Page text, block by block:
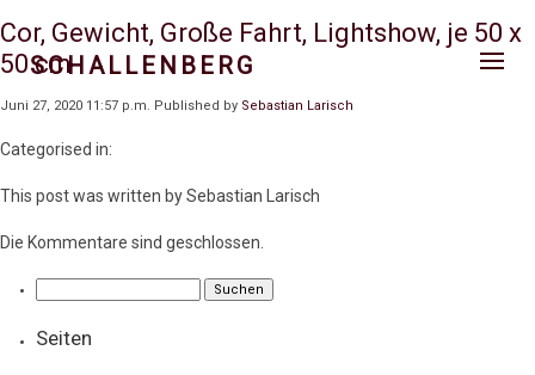
SCHALLENBERG
Cor, Gewicht, Große Fahrt, Lightshow, je 50 x
50 cm
Juni 27, 2020 11:57 p.m. Published by Sebastian Larisch
Categorised in:
This post was written by Sebastian Larisch
Die Kommentare sind geschlossen.
nach:
Seiten